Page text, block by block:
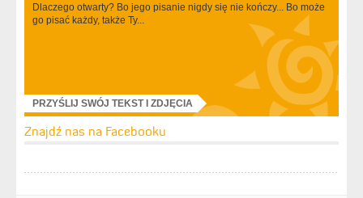
Dlaczego otwarty? Bo jego pisanie nigdy się nie kończy... Bo może
go pisać każdy, także Ty...
PRZYŚLIJ SWÓJ TEKST I ZDJĘCIA
Znajdź nas na Facebooku